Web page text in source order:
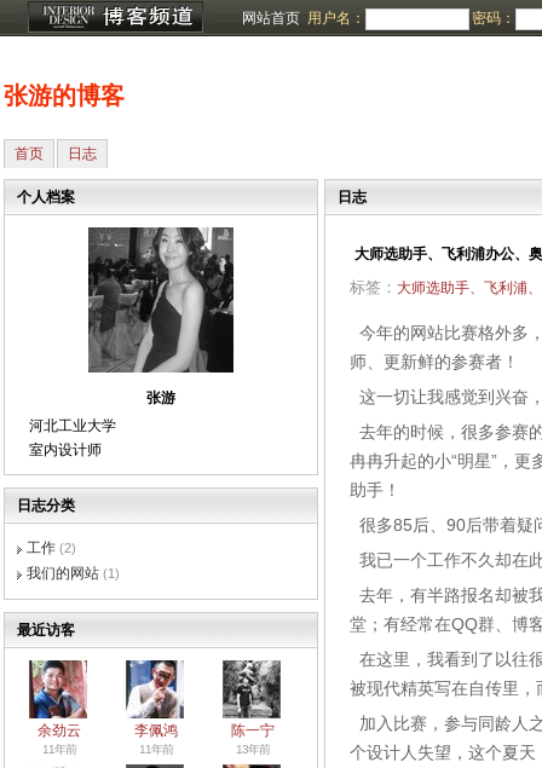
网站首页 用户名： 密码：
张游的博客
首页 日志
个人档案
张游
河北工业大学
室内设计师
日志分类
工作 (2)
我们的网站 (1)
最近访客
余劲云
11年前
李佩鸿
11年前
陈一宁
13年前
日志
大师选助手、飞利浦办公、
标签： 大师选助手、飞利浦
今年的网站比赛格外多
师、更新鲜的参赛者！
这一切让我感觉到兴奋
去年的时候，很多参赛
冉冉升起的小“明星”，
助手！
很多85后、90后带着疑
我已一个工作不久却在
去年，有半路报名却被
堂；有经常在QQ群、博
在这里，我看到了以往
被现代精英写在自传里
加入比赛，参与同龄人
个设计人失望，这个夏